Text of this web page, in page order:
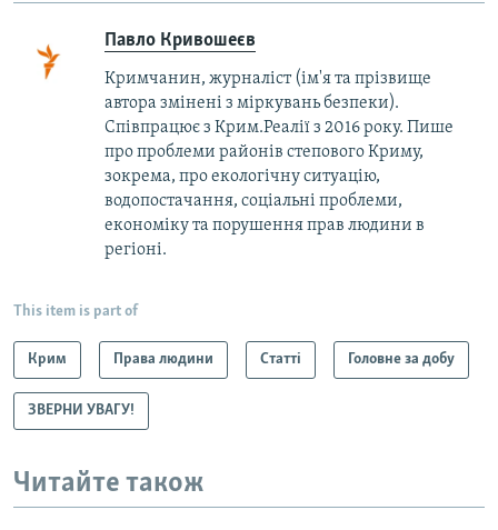
Павло Кривошеєв
Кримчанин, журналіст (ім'я та прізвище
автора змінені з міркувань безпеки).
Співпрацює з Крим.Реалії з 2016 року. Пише
про проблеми районів степового Криму,
зокрема, про екологічну ситуацію,
водопостачання, соціальні проблеми,
економіку та порушення прав людини в
регіоні.
This item is part of
Крим Права людини Статті Головне за добу
ЗВЕРНИ УВАГУ!
Читайте також